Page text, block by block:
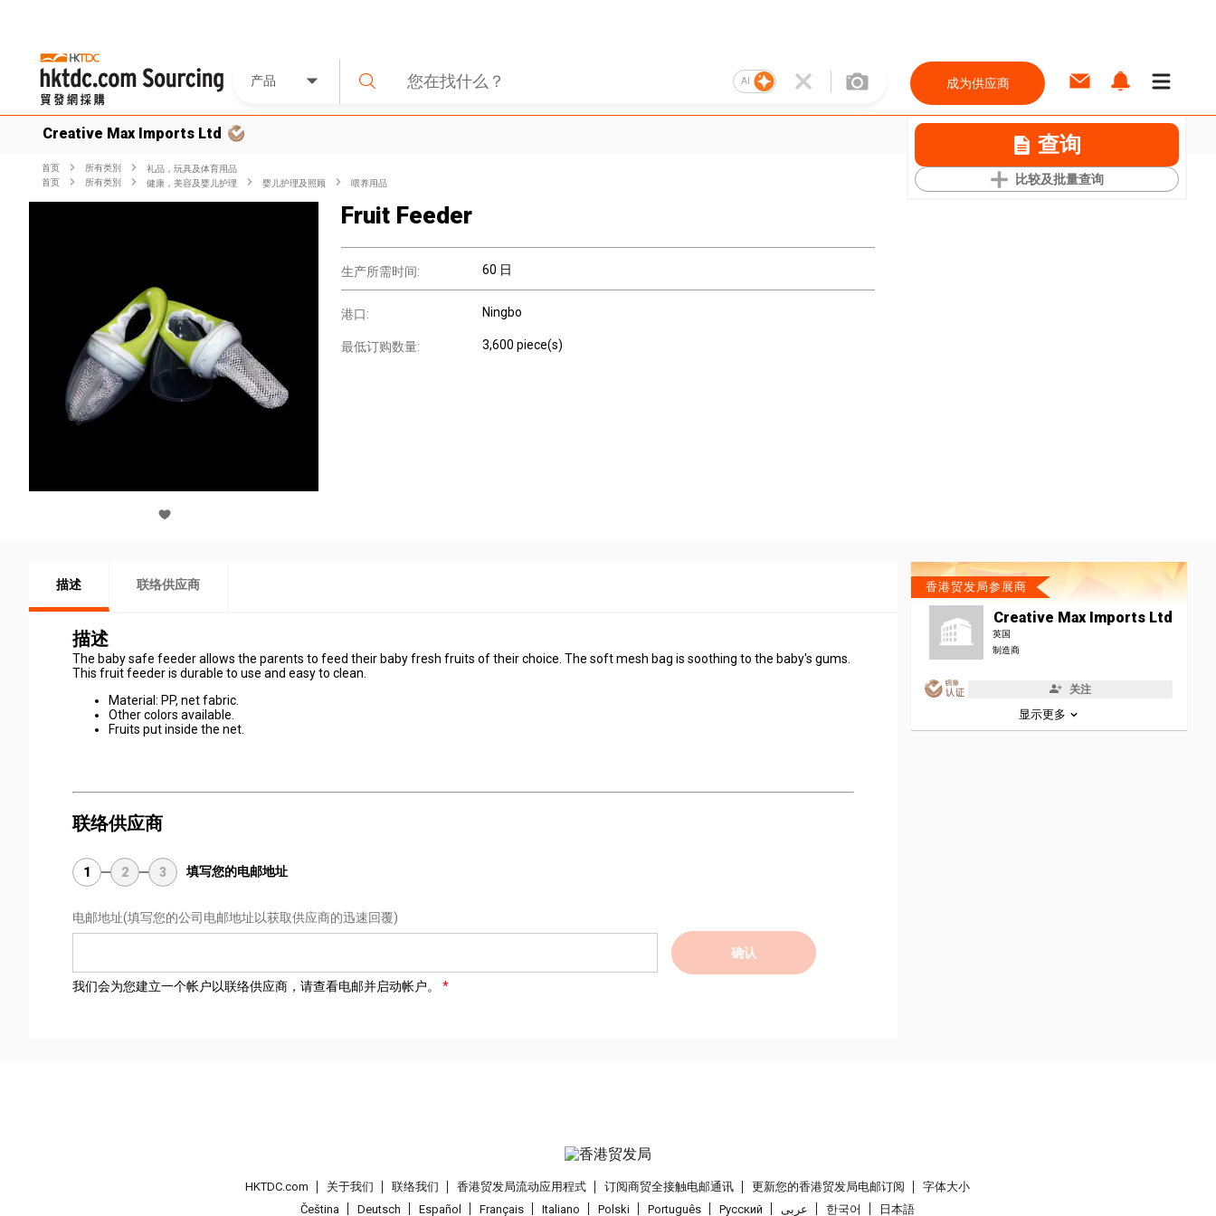
产品 AI 成为供应商
Creative Max Imports Ltd 查询
比较及批量查询
首页 所有类別
礼品，玩具及体育用品
首页
所有类別 健康，美容及婴儿护理 婴儿护理及照顾 喂养用品
Fruit Feeder
生产所需时间: 60 日
港口: Ningbo
最低订购数量: 3,600 piece(s)
描述 联络供应商
描述
The baby safe feeder allows the parents to feed their baby fresh fruits of their choice. The soft mesh bag is soothing to the baby's gums.
This fruit feeder is durable to use and easy to clean.
Material: PP, net fabric.
Other colors available.
Fruits put inside the net.
联络供应商
1 2 3 填写您的电邮地址
电邮地址(填写您的公司电邮地址以获取供应商的迅速回覆)
确认
我们会为您建立一个帐户以联络供应商，请查看电邮并启动帐户。
香港贸发局参展商
Creative Max Imports Ltd
英国
制造商
关注
显示更多
HKTDC.com 关于我们 联络我们 香港贸发局流动应用程式 订阅商贸全接触电邮通讯 更新您的香港贸发局电邮订阅
字体大小
Čeština
Deutsch Español Français Italiano Polski Português Pусский عربى 한국어 日本語